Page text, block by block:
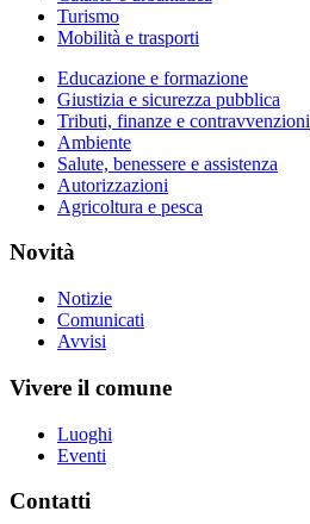
Turismo
Mobilità e trasporti
Educazione e formazione
Giustizia e sicurezza pubblica
Tributi, finanze e contravvenzioni
Ambiente
Salute, benessere e assistenza
Autorizzazioni
Agricoltura e pesca
Novità
Notizie
Comunicati
Avvisi
Vivere il comune
Luoghi
Eventi
Contatti